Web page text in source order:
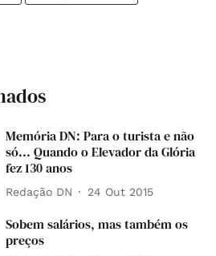
Memória DN: Para o turista e não
só... Quando o Elevador da Glória
fez 130 anos
Redação DN 24 Out 2015
Sobem salários, mas também os
preços